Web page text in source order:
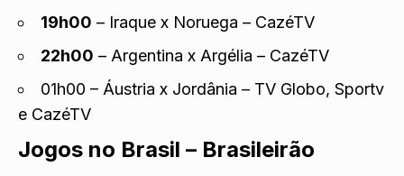
19h00 – Iraque x Noruega – CazéTV
22h00 – Argentina x Argélia – CazéTV
01h00 – Áustria x Jordânia – TV Globo, Sportv
e CazéTV
Jogos no Brasil – Brasileirão